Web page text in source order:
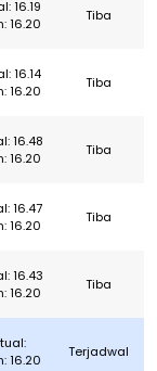
16.19
16.20
Tiba
16.14
16.20
Tiba
16.48
16.20
Tiba
16.47
16.20
Tiba
16.43
16.20
Tiba
16.20
Terjadwal